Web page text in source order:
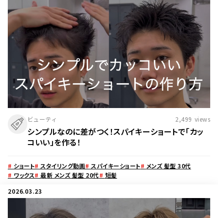
ビューティ 2,499 views
シンプルなのに差がつく！スパイキーショートで「カッ
コいい」を作る！
# ショート# スタイリング動画# スパイキーショート# メンズ 髪型 30代
# ワックス# 最新 メンズ 髪型 20代# 短髪
2026.03.23